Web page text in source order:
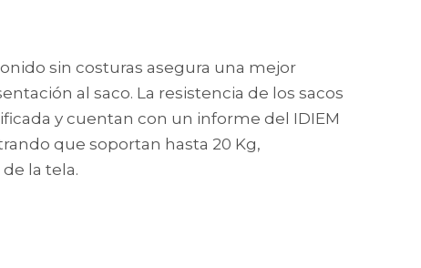
sin costuras asegura una mejor
al saco. La resistencia de los sacos
y cuentan con un informe del IDIEM
que soportan hasta 20 Kg,
la tela.